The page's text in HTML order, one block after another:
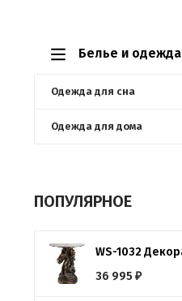
Белье и одежда
Одежда для сна
Одежда для дома
ПОПУЛЯРНОЕ
36 995 ₽